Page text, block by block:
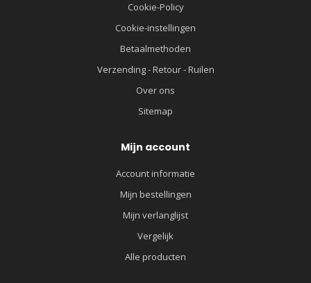
Cookie-Policy
Cookie-instellingen
Betaalmethoden
Verzending - Retour - Ruilen
Over ons
Sitemap
Mijn account
Account informatie
Mijn bestellingen
Mijn verlanglijst
Vergelijk
Alle producten